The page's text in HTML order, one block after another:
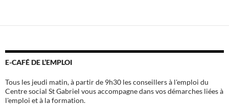
articles
E-CAFÉ DE L’EMPLOI
Tous les jeudi matin, à partir de 9h30 les conseillers à l'emploi du
Centre social St Gabriel vous accompagne dans vos démarches liées à
l'emploi et à la formation.